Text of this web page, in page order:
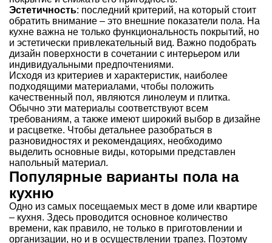
Эстетичность: последний критерий, на который стоит
обратить внимание – это внешние показатели пола. На
кухне важна не только функциональность покрытий, но
и эстетически привлекательный вид. Важно подобрать
дизайн поверхности в сочетании с интерьером или
индивидуальными предпочтениями.
Исходя из критериев и характеристик, наиболее
подходящими материалами, чтобы положить
качественный пол, являются линолеум и плитка.
Обычно эти материалы соответствуют всем
требованиям, а также имеют широкий выбор в дизайне
и расцветке. Чтобы детальнее разобраться в
разновидностях и рекомендациях, необходимо
выделить основные виды, которыми представлен
напольный материал.
Популярные варианты пола на
кухню
Одно из самых посещаемых мест в доме или квартире
– кухня. Здесь проводится основное количество
времени, как правило, не только в приготовлении и
организации, но и в осуществлении трапез. Поэтому